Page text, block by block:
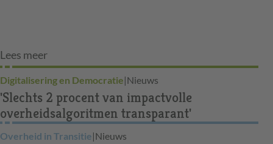
Lees meer
Digitalisering en Democratie|Nieuws
'Slechts 2 procent van impactvolle
overheidsalgoritmen transparant'
Overheid in Transitie|Nieuws